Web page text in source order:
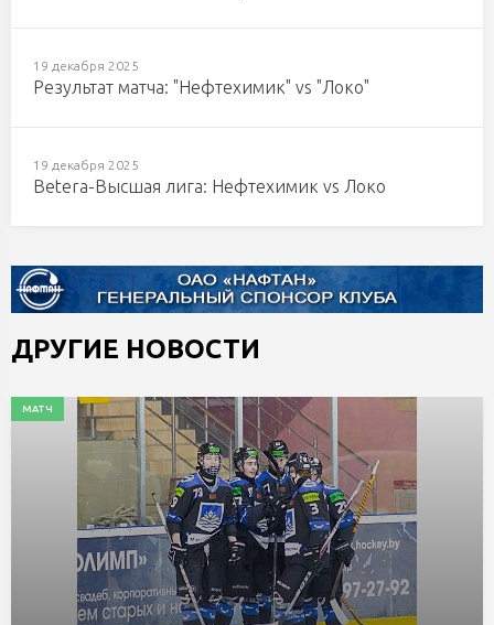
19 декабря 2025
Результат матча: "Нефтехимик" vs "Локо"
19 декабря 2025
Betera-Высшая лига: Нефтехимик vs Локо
ДРУГИЕ НОВОСТИ
МАТЧ